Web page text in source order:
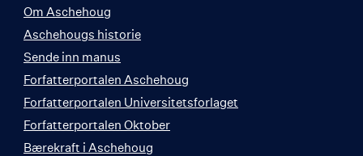
Om Aschehoug
Aschehougs historie
Sende inn manus
Forfatterportalen Aschehoug
Forfatterportalen Universitetsforlaget
Forfatterportalen Oktober
Bærekraft i Aschehoug